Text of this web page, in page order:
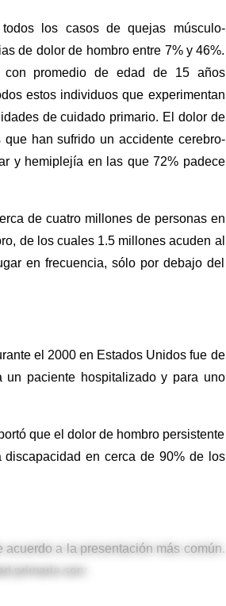
los casos de quejas músculo-
de dolor de hombro entre 7% y 46%.
promedio de edad de 15 años
estos individuos que experimentan
de cuidado primario. El dolor de
han sufrido un accidente cerebro-
y hemiplejía en las que 72% padece
de cuatro millones de personas en
de los cuales 1.5 millones acuden al
en frecuencia, sólo por debajo del
el 2000 en Estados Unidos fue de
paciente hospitalizado y para uno
que el dolor de hombro persistente
en cerca de 90% de los
a la presentación más común.
primaria son: